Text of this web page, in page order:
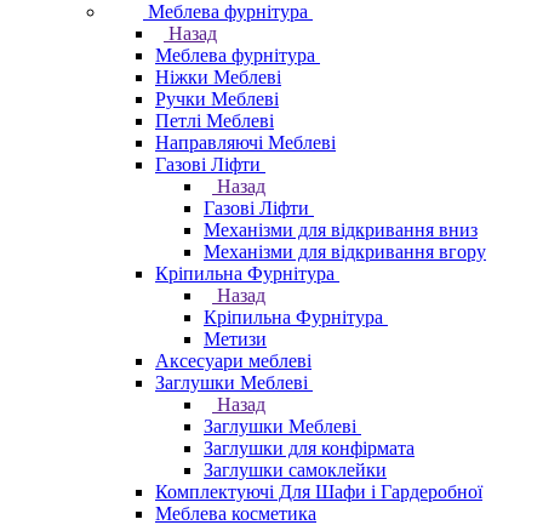
Меблева фурнітура
Назад
Меблева фурнітура
Ніжки Меблеві
Ручки Меблеві
Петлі Меблеві
Направляючі Меблеві
Газові Ліфти
Назад
Газові Ліфти
Механізми для відкривання вниз
Механізми для відкривання вгору
Кріпильна Фурнітура
Назад
Кріпильна Фурнітура
Метизи
Аксесуари меблеві
Заглушки Меблеві
Назад
Заглушки Меблеві
Заглушки для конфірмата
Заглушки самоклейки
Комплектуючі Для Шафи і Гардеробної
Меблева косметика